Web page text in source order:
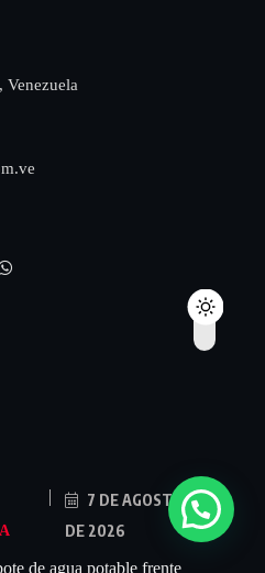
Venezuela
7 DE AGOSTO
DE 2026
de agua potable frente